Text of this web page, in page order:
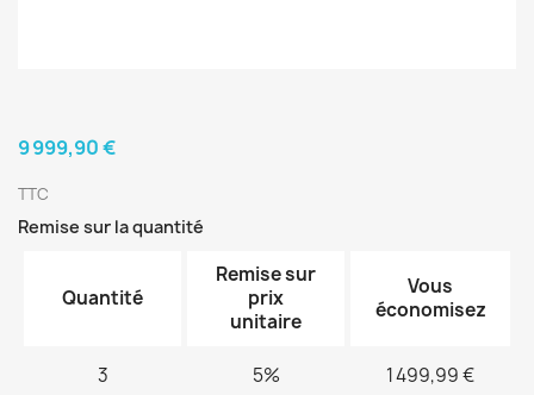
9 999,90 €
TTC
Remise sur la quantité
Quantité
Remise sur
prix
unitaire
Vous
économisez
3 5% 1 499,99 €